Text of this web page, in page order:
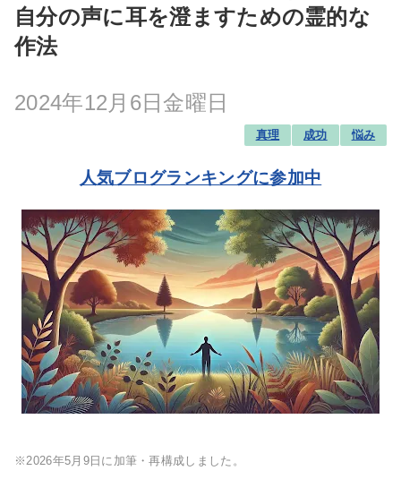
自分の声に耳を澄ますための霊的な
作法
2024年12月6日金曜日
真理 成功 悩み
人気ブログランキングに参加中
※2026年5月9日に加筆・再構成しました。